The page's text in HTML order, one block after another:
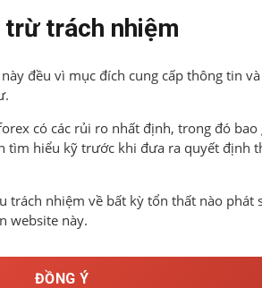
trừ trách nhiệm
đều vì mục đích cung cấp thông tin và
có các rủi ro nhất định, trong đó bao
tìm hiểu kỹ trước khi đưa ra quyết định
trách nhiệm về bất kỳ tổn thất nào phát
website này.
ĐỒNG Ý